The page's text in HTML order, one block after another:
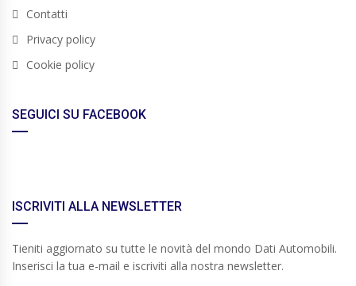
Contatti
Privacy policy
Cookie policy
SEGUICI SU FACEBOOK
ISCRIVITI ALLA NEWSLETTER
Tieniti aggiornato su tutte le novità del mondo Dati Automobili.
Inserisci la tua e-mail e iscriviti alla nostra newsletter.